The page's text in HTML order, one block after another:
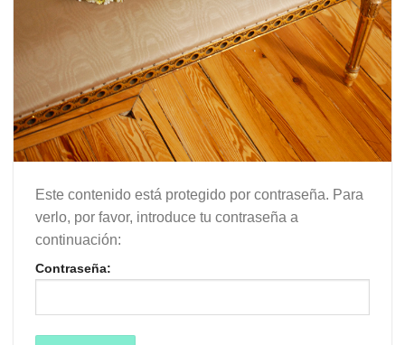
Este contenido está protegido por contraseña. Para
verlo, por favor, introduce tu contraseña a
continuación:
Contraseña: